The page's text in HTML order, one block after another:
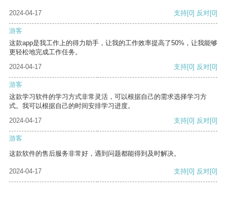
2024-04-17 支持[0] 反对[0]
游客
这款app是我工作上的得力助手，让我的工作效率提高了50%，让我能够
更轻松地完成工作任务。
2024-04-17
支持[0] 反对[0]
游客
这款学习软件的学习方式非常灵活，可以根据自己的需求选择学习方
式。我可以根据自己的时间安排学习进度。
2024-04-17
支持[0] 反对[0]
游客
这款软件的售后服务非常好，遇到问题都能得到及时解决。
2024-04-17 支持[0] 反对[0]